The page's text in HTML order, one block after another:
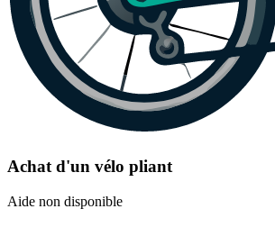
Achat d'un vélo pliant
Aide non disponible